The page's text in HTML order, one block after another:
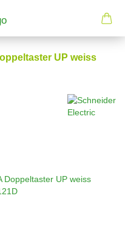
UP weiss